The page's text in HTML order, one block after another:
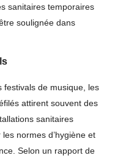
sanitaires temporaires
soulignée dans
festivals de musique, les
attirent souvent des
sanitaires
normes d’hygiène et
Selon un rapport de